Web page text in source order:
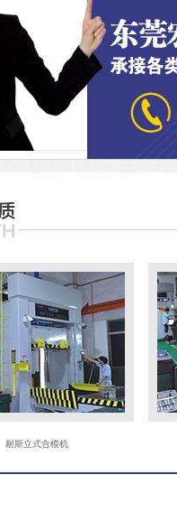
模机